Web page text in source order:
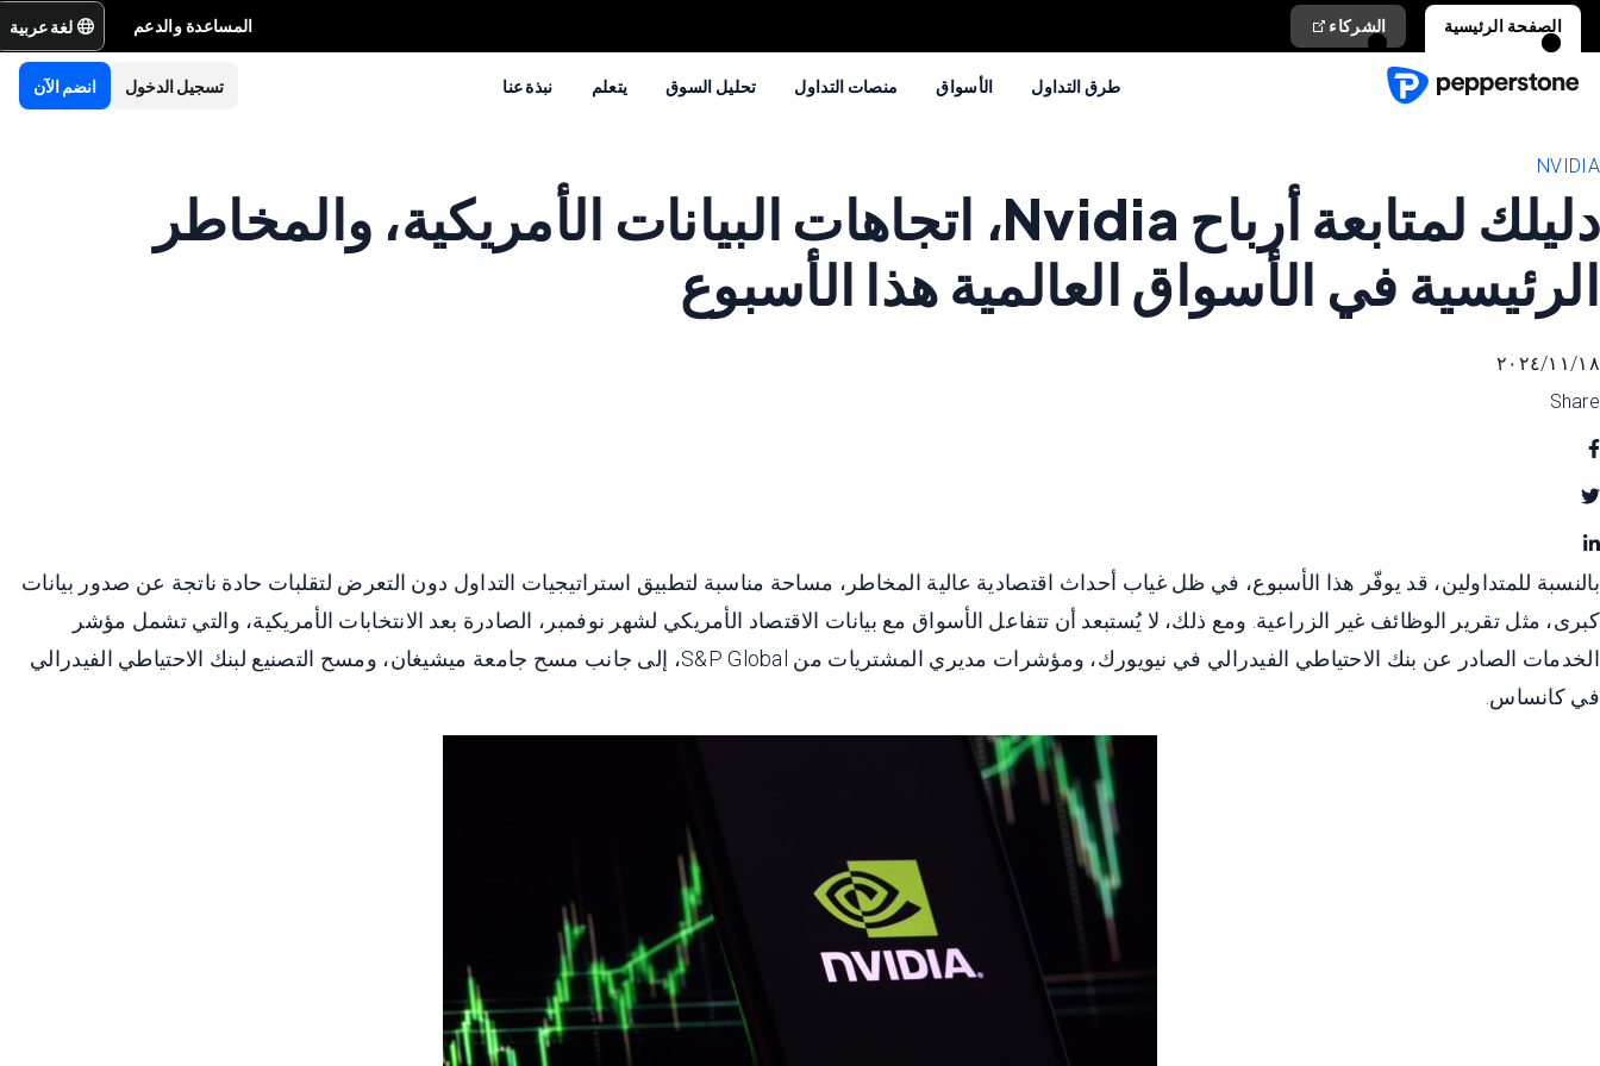
الصفحة الرئيسية الشركاء المساعدة والدعم لغة عربية
طرق التداول الأسواق منصات التداول تحليل السوق يتعلم نبذة عنا انضم الآن تسجيل الدخول
NVIDIA
دليلك لمتابعة أرباح Nvidia، اتجاهات البيانات الأمريكية، والمخاطر
الرئيسية في الأسواق العالمية هذا الأسبوع
١٨‏/١١‏/٢٠٢٤
Share
بالنسبة للمتداولين، قد يوفّر هذا الأسبوع، في ظل غياب أحداث اقتصادية عالية المخاطر، مساحة مناسبة لتطبيق استراتيجيات التداول دون التعرض لتقلبات حادة ناتجة عن صدور بيانات
كبرى، مثل تقرير الوظائف غير الزراعية. ومع ذلك، لا يُستبعد أن تتفاعل الأسواق مع بيانات الاقتصاد الأمريكي لشهر نوفمبر، الصادرة بعد الانتخابات الأمريكية، والتي تشمل مؤشر
الخدمات الصادر عن بنك الاحتياطي الفيدرالي في نيويورك، ومؤشرات مديري المشتريات من S&P Global، إلى جانب مسح جامعة ميشيغان، ومسح التصنيع لبنك الاحتياطي الفيدرالي
في كانساس.